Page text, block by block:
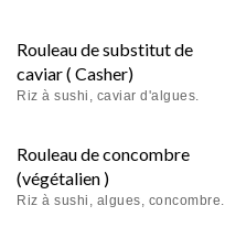
Rouleau de substitut de
caviar ( Casher)
Riz à sushi, caviar d'algues.
Rouleau de concombre
(végétalien )
Riz à sushi, algues, concombre.